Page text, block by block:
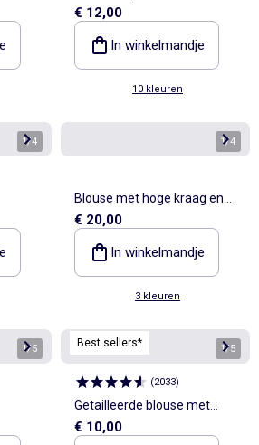
€ 12,00
In winkelmandje
10 kleuren
1/4 1/4
Blouse met hoge kraag en
schouderstukken
€ 20,00
In winkelmandje
3 kleuren
1/5 Best sellers* 1/5
(2033)
Getailleerde blouse met
Italiaanse kraag
€ 10,00